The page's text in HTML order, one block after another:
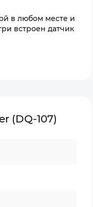
в любом месте и
встроен датчик
(DQ-107)